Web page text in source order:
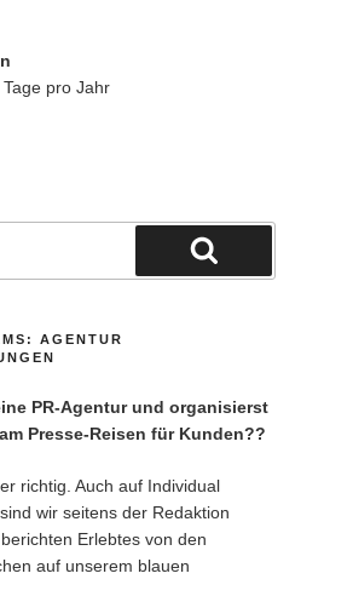
pro Jahr
Suchen
AGENTUR
PR-Agentur und organisierst
Presse-Reisen für Kunden??
richtig. Auch auf Individual
wir seitens der Redaktion
Erlebtes von den
auf unserem blauen